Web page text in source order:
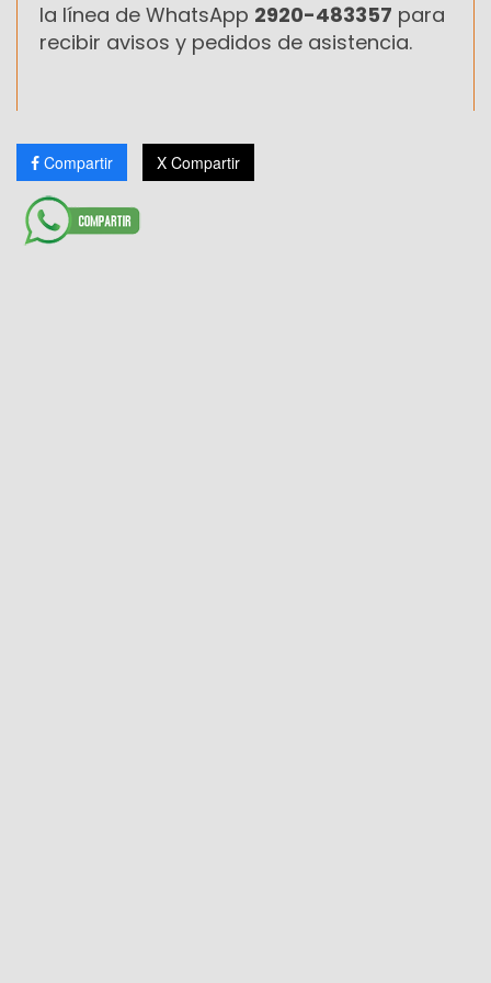
la línea de WhatsApp 2920-483357 para
recibir avisos y pedidos de asistencia.
Compartir X Compartir